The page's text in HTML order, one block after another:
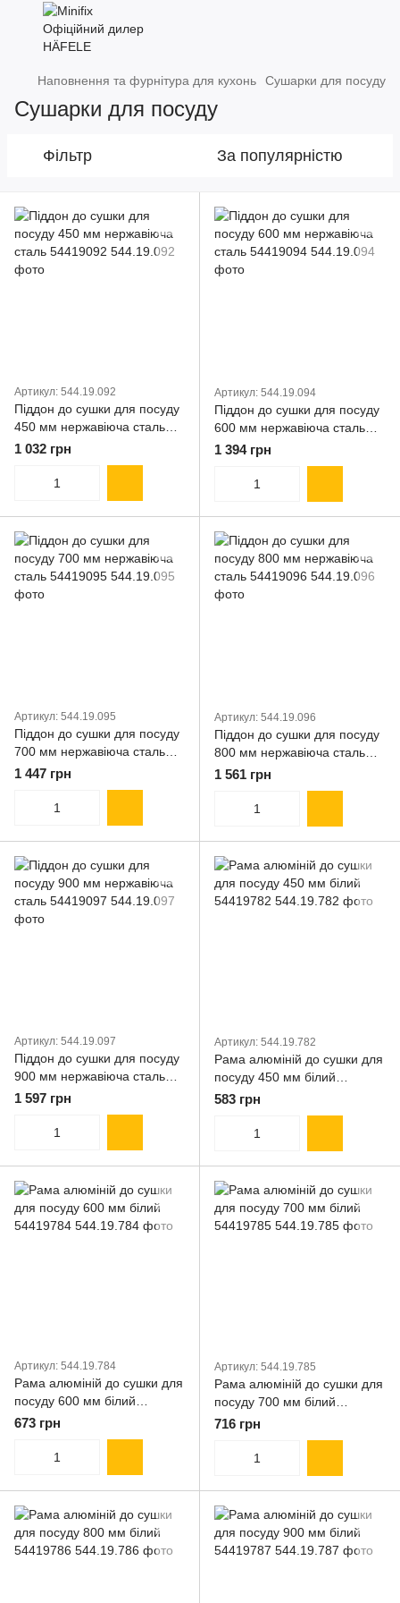
Наповнення та фурнітура для кухонь Сушарки для посуду
Сушарки для посуду
Фільтр За популярністю
Артикул: 544.19.092
Піддон до сушки для посуду
450 мм нержавіюча сталь
54419092
1 032 грн
Артикул: 544.19.094
Піддон до сушки для посуду
600 мм нержавіюча сталь
54419094
1 394 грн
Артикул: 544.19.095
Піддон до сушки для посуду
700 мм нержавіюча сталь
54419095
1 447 грн
Артикул: 544.19.096
Піддон до сушки для посуду
800 мм нержавіюча сталь
54419096
1 561 грн
Артикул: 544.19.097
Піддон до сушки для посуду
900 мм нержавіюча сталь
54419097
1 597 грн
Артикул: 544.19.782
Рама алюміній до сушки для
посуду 450 мм білий
54419782
583 грн
Артикул: 544.19.784
Рама алюміній до сушки для
посуду 600 мм білий
54419784
673 грн
Артикул: 544.19.785
Рама алюміній до сушки для
посуду 700 мм білий
54419785
716 грн